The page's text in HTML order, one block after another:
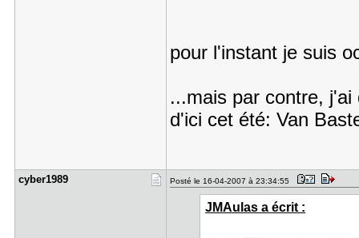
pour l'instant je suis
...mais par contre,
d'ici cet été: Van
cyber1989 Posté le 16-04-2007 à 23:34:55
JMAulas a écrit :